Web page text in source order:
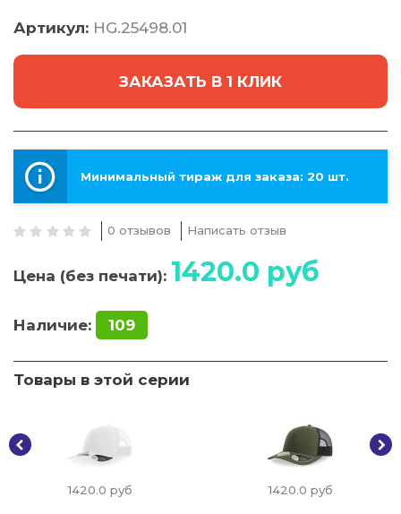
Артикул: HG.25498.01
ЗАКАЗАТЬ В 1 КЛИК
Минимальный тираж для заказа: 20 шт.
0 отзывов Написать отзыв
Цена (без печати): 1420.0 руб
Наличие: 109
Товары в этой серии
1420.0 руб 1420.0 руб